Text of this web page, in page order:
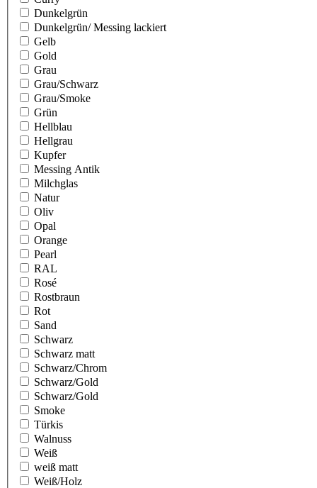
Dunkelgrün
Dunkelgrün/ Messing lackiert
Gelb
Gold
Grau
Grau/Schwarz
Grau/Smoke
Grün
Hellblau
Hellgrau
Kupfer
Messing Antik
Milchglas
Natur
Oliv
Opal
Orange
Pearl
RAL
Rosé
Rostbraun
Rot
Sand
Schwarz
Schwarz matt
Schwarz/Chrom
Schwarz/Gold
Schwarz/Gold
Smoke
Türkis
Walnuss
Weiß
weiß matt
Weiß/Holz